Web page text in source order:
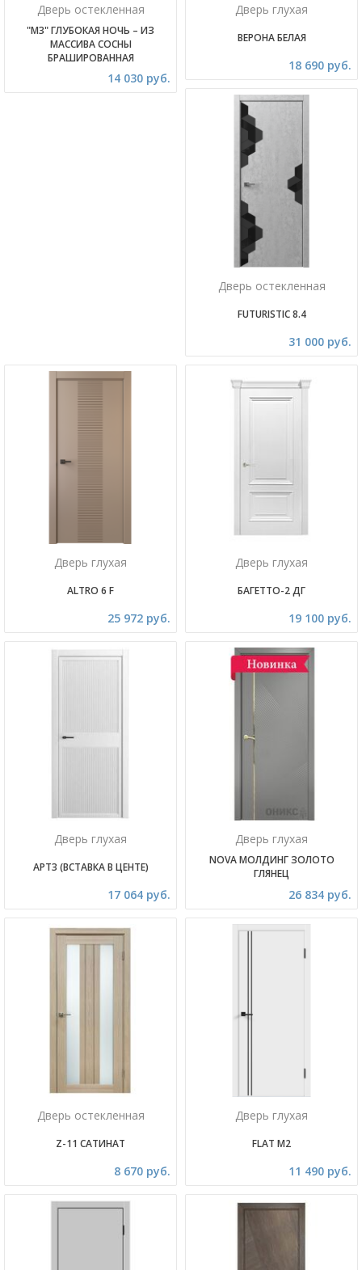
Дверь остекленная
"М3" ГЛУБОКАЯ НОЧЬ – ИЗ
МАССИВА СОСНЫ
БРАШИРОВАННАЯ
14 030 руб.
Дверь глухая
ВЕРОНА БЕЛАЯ
18 690 руб.
Дверь остекленная
FUTURISTIC 8.4
31 000 руб.
Дверь глухая
ALTRO 6 F
25 972 руб.
Дверь глухая
БАГЕТТО-2 ДГ
19 100 руб.
Дверь глухая
АРТ3 (ВСТАВКА В ЦЕНТЕ)
17 064 руб.
Дверь глухая
NOVA МОЛДИНГ ЗОЛОТО
ГЛЯНЕЦ
26 834 руб.
Дверь остекленная
Z-11 САТИНАТ
8 670 руб.
Дверь глухая
FLAT M2
11 490 руб.